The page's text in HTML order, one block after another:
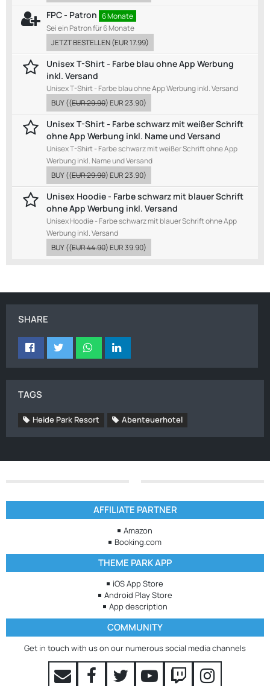
FPC - Patron 6 Monate
Sei ein Patron für 6 Monate
JETZT BESTELLEN(EUR 17.99)
Unisex T-Shirt - Farbe blau ohne App Werbung
inkl. Versand
Unisex T-Shirt - Farbe blau ohne App Werbung inkl. Versand
BUY((EUR 29.90)EUR 23.90)
Unisex T-Shirt - Farbe schwarz mit weißer Schrift
ohne App Werbung inkl. Name und Versand
Unisex T-Shirt - Farbe schwarz mit weißer Schrift ohne App
Werbung inkl. Name und Versand
BUY((EUR 29.90)EUR 23.90)
Unisex Hoodie - Farbe schwarz mit blauer Schrift
ohne App Werbung inkl. Versand
Unisex Hoodie - Farbe schwarz mit blauer Schrift ohne App
Werbung inkl. Versand
BUY((EUR 44.90)EUR 39.90)
SHARE
TAGS
Heide Park Resort Abenteuerhotel
AFFILIATE PARTNER
Amazon
Booking.com
THEME PARK APP
iOS App Store
Android Play Store
App description
COMMUNITY
Get in touch with us on our numerous social media channels